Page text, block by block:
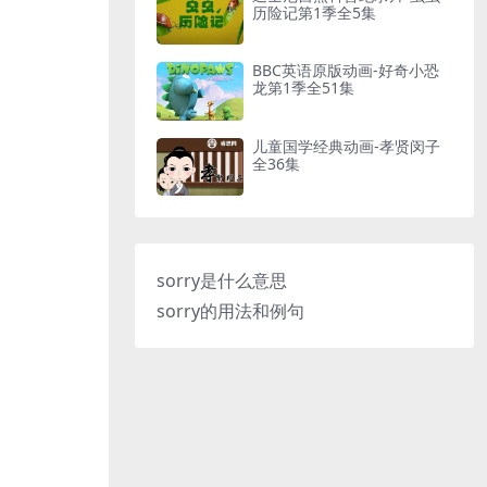
历险记第1季全5集
BBC英语原版动画-好奇小恐
龙第1季全51集
儿童国学经典动画-孝贤闵子
全36集
sorry是什么意思
sorry的用法和例句